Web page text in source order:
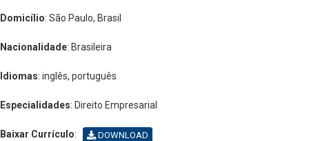
Domicílio: São Paulo, Brasil
Nacionalidade: Brasileira
Idiomas: inglês, português
Especialidades: Direito Empresarial
Baixar Currículo: DOWNLOAD